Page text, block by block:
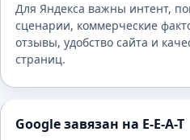
Для Яндекса важны интент,
сценарии, коммерческие
отзывы, удобство сайта и
страниц.
Google завязан на E-E-A-T